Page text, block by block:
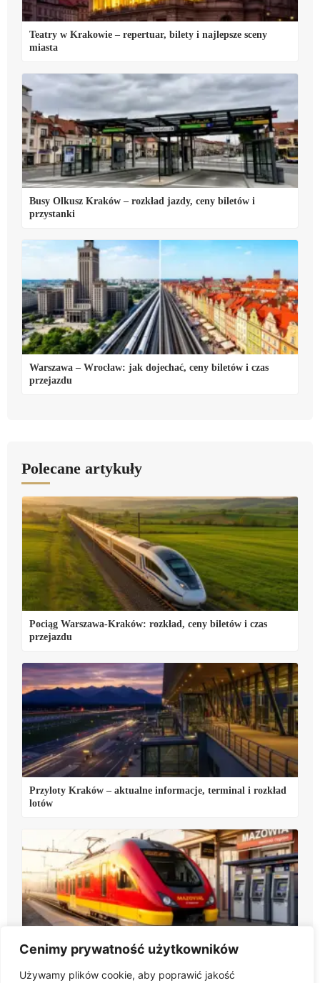
Cenimy prywatność użytkowników
Używamy plików cookie, aby poprawić jakość
Teatry w Krakowie – repertuar, bilety i najlepsze sceny
miasta
Busy Olkusz Kraków – rozkład jazdy, ceny biletów i
przystanki
Warszawa – Wrocław: jak dojechać, ceny biletów i czas
przejazdu
Polecane artykuły
Pociąg Warszawa-Kraków: rozkład, ceny biletów i czas
przejazdu
Przyloty Kraków – aktualne informacje, terminal i rozkład
lotów
Koleje Mazowieckie bilety – ceny, zakup online i ulgi